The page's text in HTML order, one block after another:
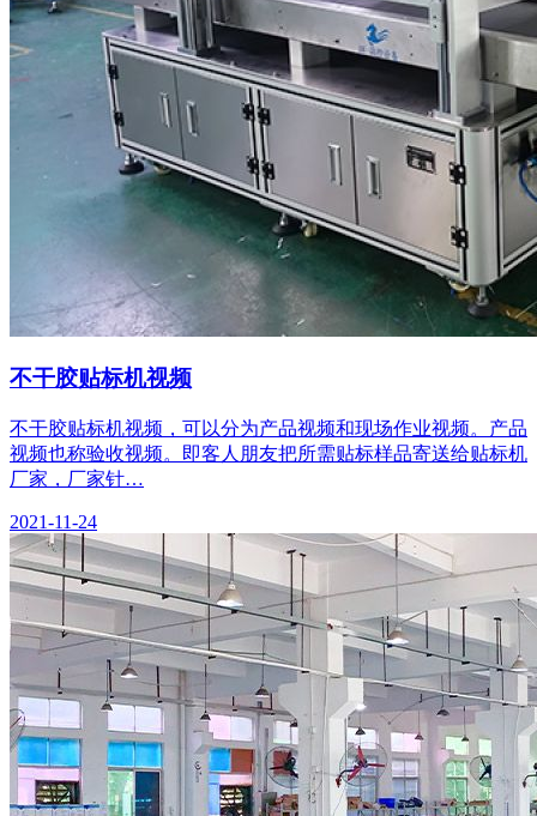
不干胶贴标机视频
不干胶贴标机视频，可以分为产品视频和现场作业视频。产品
视频也称验收视频。即客人朋友把所需贴标样品寄送给贴标机
厂家，厂家针…
2021-11-24